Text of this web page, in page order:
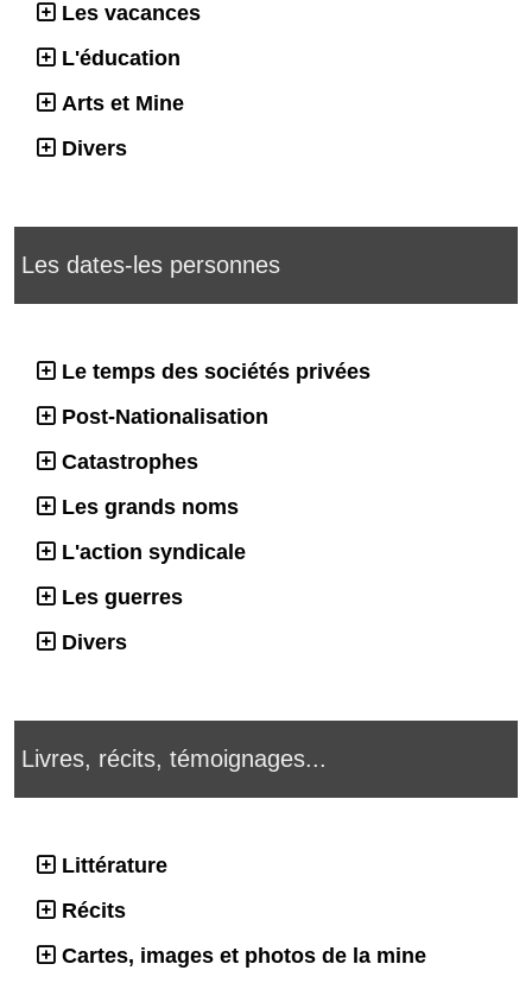
Les vacances
L'éducation
Arts et Mine
Divers
Les dates-les personnes
Le temps des sociétés privées
Post-Nationalisation
Catastrophes
Les grands noms
L'action syndicale
Les guerres
Divers
Livres, récits, témoignages...
Littérature
Récits
Cartes, images et photos de la mine